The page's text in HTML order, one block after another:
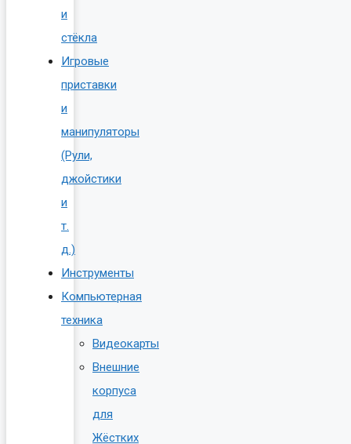
и
стёкла
Игровые
приставки
и
манипуляторы
(Рули,
джойстики
и
т.
д.)
Инструменты
Компьютерная
техника
Видеокарты
Внешние
корпуса
для
Жёстких